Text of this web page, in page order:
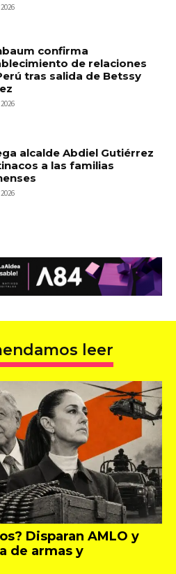
confirma
de relaciones
tras salida de Betssy
alcalde Abdiel Gutiérrez
a las familias
leer
Disparan AMLO y
de armas y